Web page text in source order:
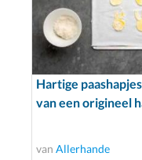
Hartige
van een origineel
van Allerhande